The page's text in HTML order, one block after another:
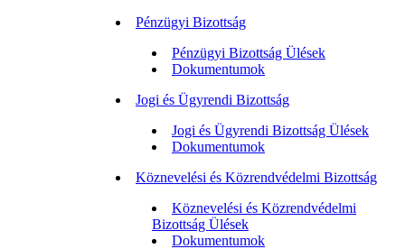
Pénzügyi Bizottság
Pénzügyi Bizottság Ülések
Dokumentumok
Jogi és Ügyrendi Bizottság
Jogi és Ügyrendi Bizottság Ülések
Dokumentumok
Köznevelési és Közrendvédelmi Bizottság
Köznevelési és Közrendvédelmi
Bizottság Ülések
Dokumentumok